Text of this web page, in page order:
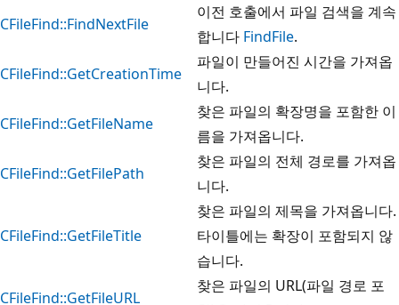
CFileFind::FindNextFile
이전 호출에서 파일 검색을 계속
합니다 FindFile.
CFileFind::GetCreationTime
파일이 만들어진 시간을 가져옵
니다.
CFileFind::GetFileName
찾은 파일의 확장명을 포함한 이
름을 가져옵니다.
CFileFind::GetFilePath
찾은 파일의 전체 경로를 가져옵
니다.
CFileFind::GetFileTitle
찾은 파일의 제목을 가져옵니다.
타이틀에는 확장이 포함되지 않
습니다.
CFileFind::GetFileURL
찾은 파일의 URL(파일 경로 포